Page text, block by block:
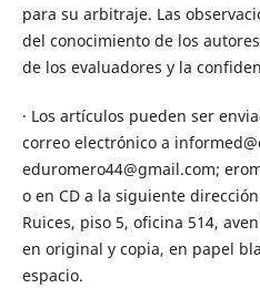
para su arbitraje. Las
del conocimiento de los
de los evaluadores y la
· Los artículos pueden ser
correo electrónico a
eduromero44@gmail.com;
o en CD a la siguiente
Ruices, piso 5, oficina 514,
en original y copia, en papel
espacio.